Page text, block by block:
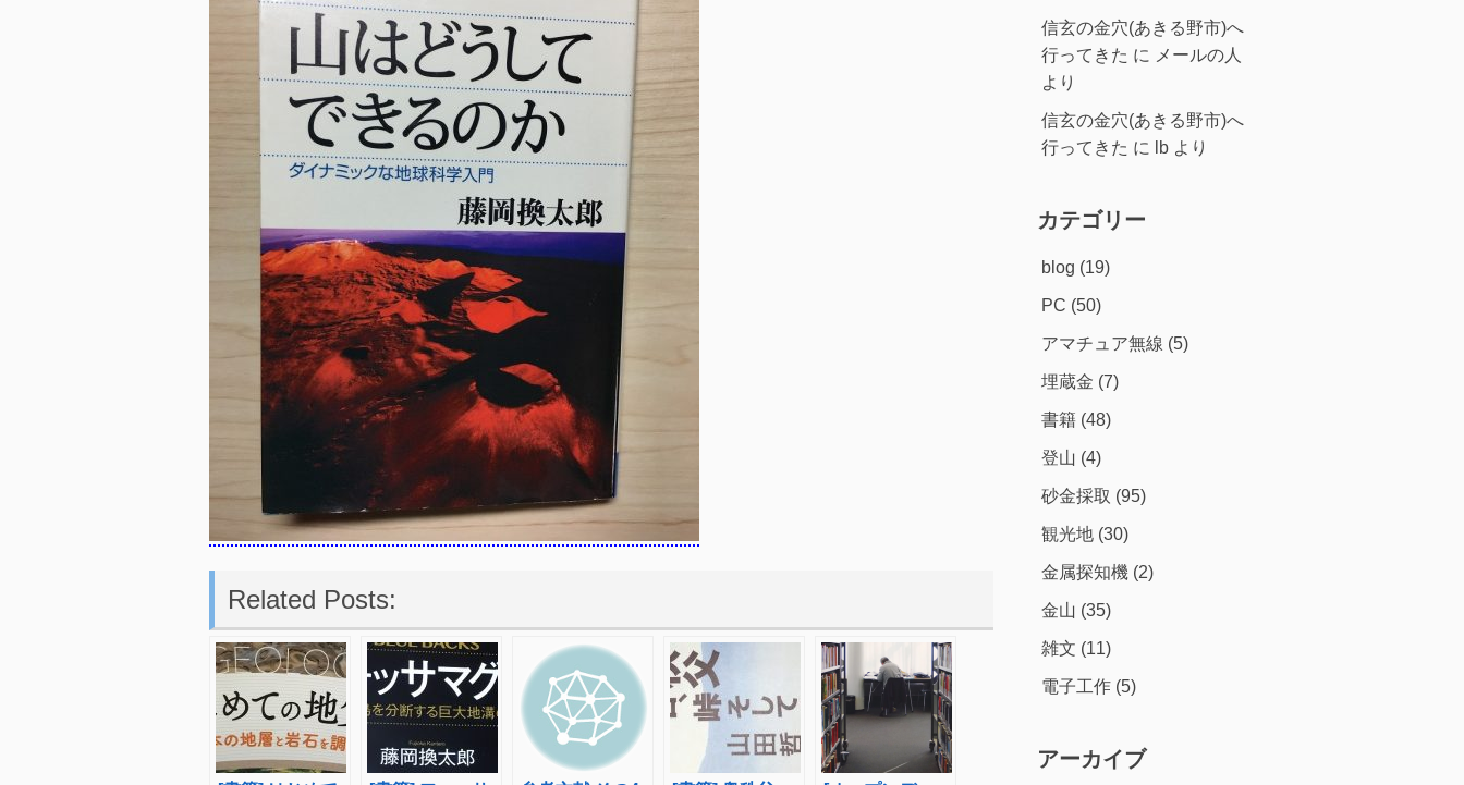
Related Posts:
信玄の金穴(あきる野市)へ
行ってきた に メールの人
より
信玄の金穴(あきる野市)へ
行ってきた に lb より
カテゴリー
blog (19)
PC (50)
アマチュア無線 (5)
埋蔵金 (7)
書籍 (48)
登山 (4)
砂金採取 (95)
観光地 (30)
金属探知機 (2)
金山 (35)
雑文 (11)
電子工作 (5)
アーカイブ